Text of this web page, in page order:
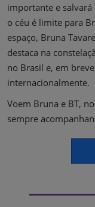
importante e salvará
o céu é limite para
espaço, Bruna
destaca na
no Brasil e, em
internacionalmente.
Voem Bruna e BT,
sempre